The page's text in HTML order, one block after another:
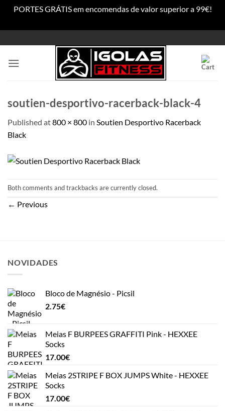
PORTES GRÁTIS em encomendas de valor superior a 99€!
to
content
soutien-desportivo-racerback-black-4
Published at800 × 800 in Soutien Desportivo Racerback
Black
Both comments and trackbacks are currently closed.
← Previous
NOVIDADES
Bloco de Magnésio - Picsil
2.75€
Meias F BURPEES GRAFFITI Pink - HEXXEE
Socks
17.00€
Meias 2STRIPE F BOX JUMPS White - HEXXEE
Socks
17.00€